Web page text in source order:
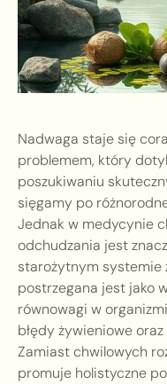
Nadwaga staje się
problemem, który
poszukiwaniu
sięgamy po
Jednak w medycynie
odchudzania jest
starożytnym systemie
postrzegana jest jako
równowagi w
błędy żywieniowe
Zamiast chwilowych
promuje holistyczne